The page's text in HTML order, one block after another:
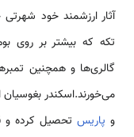
آثار ارزشمند خود
تکه که بیشتر بر روی
گالری‌ها و همچنین
می‌خورند.اسکندر
و پاریس تحصیل کرده و